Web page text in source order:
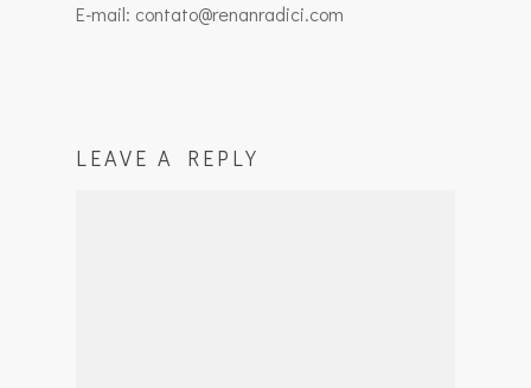
E-mail: contato@renanradici.com
LEAVE A REPLY